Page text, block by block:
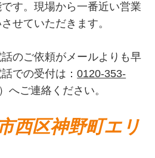
す。現場から一番近い営業
せていただきます。
のご依頼がメールよりも早
での受付は：0120-353-
へご連絡ください。
西区神野町エリ